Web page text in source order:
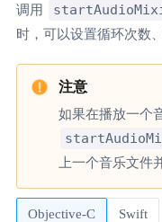
调用
时，可以设置循环次数
如果在播放一个
上一个音乐文件
Objective-C Swift